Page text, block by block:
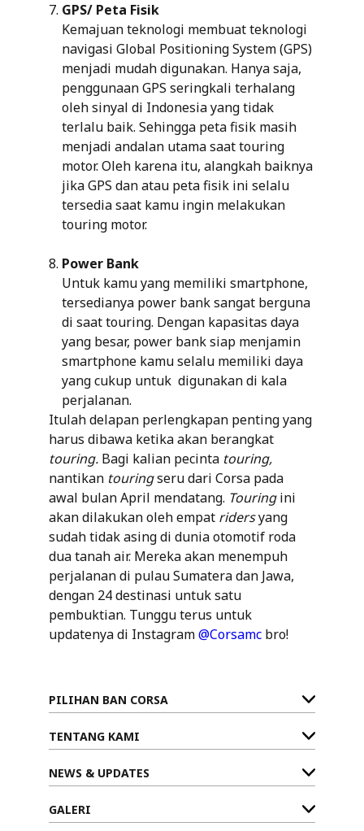
GPS/ Peta Fisik
Kemajuan teknologi membuat teknologi
navigasi Global Positioning System (GPS)
menjadi mudah digunakan. Hanya saja,
penggunaan GPS seringkali terhalang
oleh sinyal di Indonesia yang tidak
terlalu baik. Sehingga peta fisik masih
menjadi andalan utama saat touring
motor. Oleh karena itu, alangkah baiknya
jika GPS dan atau peta fisik ini selalu
tersedia saat kamu ingin melakukan
touring motor.
Power Bank
Untuk kamu yang memiliki smartphone,
tersedianya power bank sangat berguna
di saat touring. Dengan kapasitas daya
yang besar, power bank siap menjamin
smartphone kamu selalu memiliki daya
yang cukup untuk digunakan di kala
perjalanan.
Itulah delapan perlengkapan penting yang
harus dibawa ketika akan berangkat
touring. Bagi kalian pecinta touring,
nantikan touringseru dari Corsa pada
awal bulan April mendatang. Touringini
akan dilakukan oleh empat ridersyang
sudah tidak asing di dunia otomotif roda
dua tanah air. Mereka akan menempuh
perjalanan di pulau Sumatera dan Jawa,
dengan 24 destinasi untuk satu
pembuktian. Tunggu terus untuk
updatenya di Instagram@Corsamc bro!
PILIHAN BAN CORSA
TENTANG KAMI
NEWS & UPDATES
GALERI